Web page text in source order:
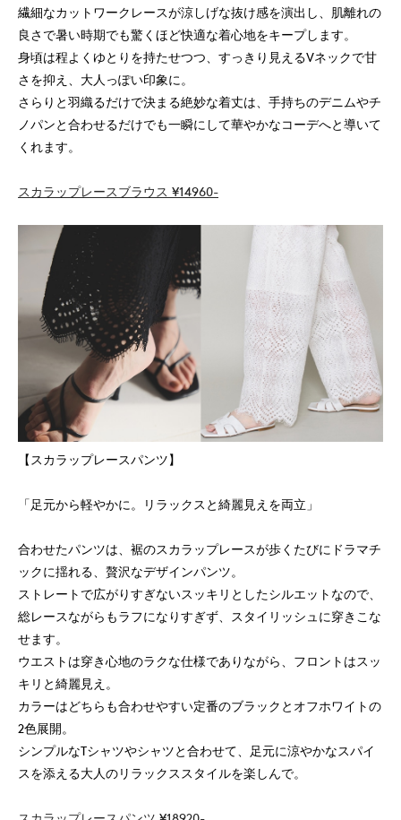
繊細なカットワークレースが涼しげな抜け感を演出し、肌離れの
良さで暑い時期でも驚くほど快適な着心地をキープします。
身頃は程よくゆとりを持たせつつ、すっきり見えるVネックで甘
さを抑え、大人っぽい印象に。
さらりと羽織るだけで決まる絶妙な着丈は、手持ちのデニムやチ
ノパンと合わせるだけでも一瞬にして華やかなコーデへと導いて
くれます。
スカラップレースブラウス ¥14960-
【スカラップレースパンツ】
「足元から軽やかに。リラックスと綺麗見えを両立」
合わせたパンツは、裾のスカラップレースが歩くたびにドラマチ
ックに揺れる、贅沢なデザインパンツ。
ストレートで広がりすぎないスッキリとしたシルエットなので、
総レースながらもラフになりすぎず、スタイリッシュに穿きこな
せます。
ウエストは穿き心地のラクな仕様でありながら、フロントはスッ
キリと綺麗見え。
カラーはどちらも合わせやすい定番のブラックとオフホワイトの
2色展開。
シンプルなTシャツやシャツと合わせて、足元に涼やかなスパイ
スを添える大人のリラックススタイルを楽しんで。